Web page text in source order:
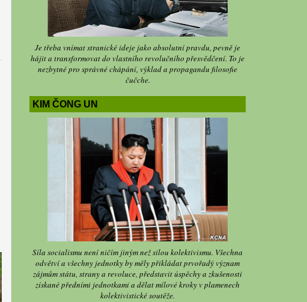
Je třeba vnímat stranické ideje jako absolutní pravdu, pevně je
hájit a transformovat do vlastního revolučního přesvědčení. To je
nezbytné pro správné chápání, výklad a propagandu filosofie
čučche.
KIM ČONG UN
Síla socialismu není ničím jiným než silou kolektivismu. Všechna
odvětví a všechny jednotky by měly přikládat prvořadý význam
zájmům státu, strany a revoluce, představit úspěchy a zkušenosti
získané předními jednotkami a dělat mílové kroky v plamenech
kolektivistické soutěže.